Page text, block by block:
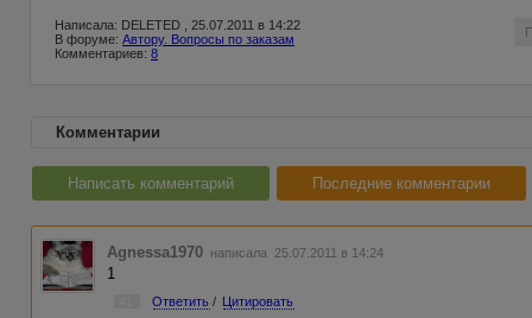
Написала: DELETED , 25.07.2011 в 14:22
В форуме: Автору. Вопросы по заказам
Комментариев: 8
Комментарии
Написать комментарий Последние комментарии
Agnessa1970 написала 25.07.2011 в 14:24
1
Ответить / Цитировать